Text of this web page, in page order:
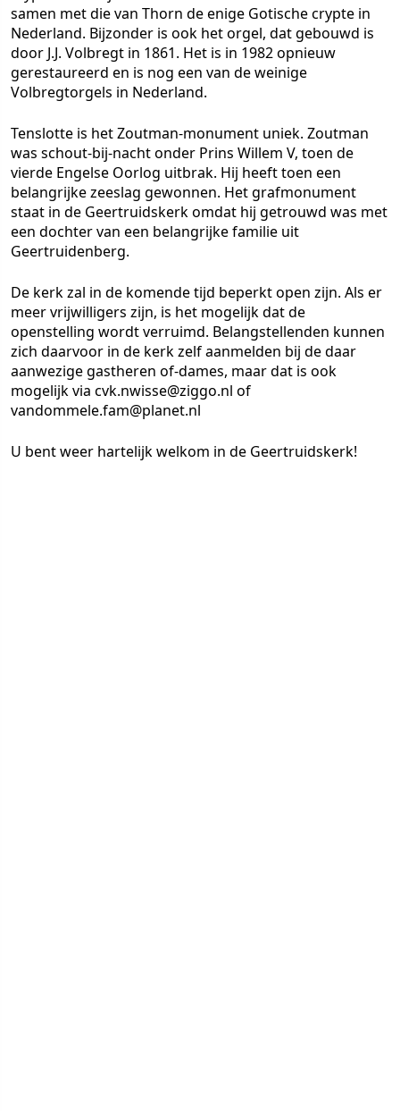
samen met die van Thorn de enige Gotische crypte in
Nederland. Bijzonder is ook het orgel, dat gebouwd is
door J.J. Volbregt in 1861. Het is in 1982 opnieuw
gerestaureerd en is nog een van de weinige
Volbregtorgels in Nederland.
Tenslotte is het Zoutman-monument uniek. Zoutman
was schout-bij-nacht onder Prins Willem V, toen de
vierde Engelse Oorlog uitbrak. Hij heeft toen een
belangrijke zeeslag gewonnen. Het grafmonument
staat in de Geertruidskerk omdat hij getrouwd was met
een dochter van een belangrijke familie uit
Geertruidenberg.
De kerk zal in de komende tijd beperkt open zijn. Als er
meer vrijwilligers zijn, is het mogelijk dat de
openstelling wordt verruimd. Belangstellenden kunnen
zich daarvoor in de kerk zelf aanmelden bij de daar
aanwezige gastheren of-dames, maar dat is ook
mogelijk via cvk.nwisse@ziggo.nl of
vandommele.fam@planet.nl
U bent weer hartelijk welkom in de Geertruidskerk!